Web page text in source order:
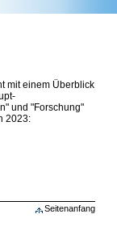
mit einem Überblick
und "Forschung"
2023:
Seitenanfang